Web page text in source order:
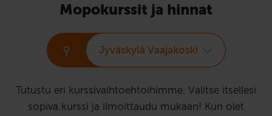
Mopokurssit ja hinnat
Jyväskylä Vaajakoski
Tutustu eri kurssivaihtoehtoihimme. Valitse itsellesi
sopiva kurssi ja ilmoittaudu mukaan! Kun olet